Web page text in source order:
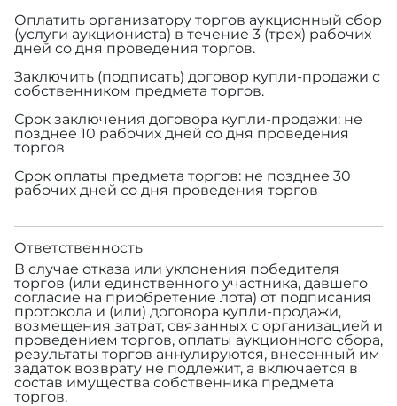
Оплатить организатору торгов аукционный сбор
(услуги аукциониста) в течение 3 (трех) рабочих
дней со дня проведения торгов.
Заключить (подписать) договор купли-продажи с
собственником предмета торгов.
Срок заключения договора купли-продажи: не
позднее 10 рабочих дней со дня проведения
торгов
Срок оплаты предмета торгов: не позднее 30
рабочих дней со дня проведения торгов
Ответственность
В случае отказа или уклонения победителя
торгов (или единственного участника, давшего
согласие на приобретение лота) от подписания
протокола и (или) договора купли-продажи,
возмещения затрат, связанных с организацией и
проведением торгов, оплаты аукционного сбора,
результаты торгов аннулируются, внесенный им
задаток возврату не подлежит, а включается в
состав имущества собственника предмета
торгов.